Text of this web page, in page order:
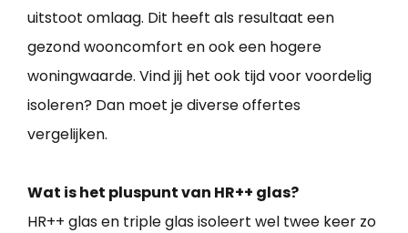
uitstoot omlaag. Dit heeft als resultaat een
gezond wooncomfort en ook een hogere
woningwaarde. Vind jij het ook tijd voor voordelig
isoleren? Dan moet je diverse offertes
vergelijken.
Wat is het pluspunt van HR++ glas?
HR++ glas en triple glas isoleert wel twee keer zo